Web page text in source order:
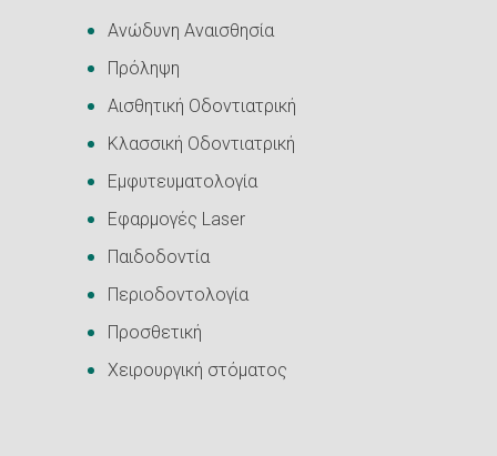
Ανώδυνη Αναισθησία
Πρόληψη
Αισθητική Οδοντιατρική
Κλασσική Οδοντιατρική
Εμφυτευματολογία
Εφαρμογές Laser
Παιδοδοντία
Περιοδοντολογία
Προσθετική
Χειρουργική στόματος